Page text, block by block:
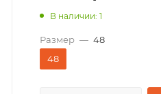
В наличии: 1
Размер — 48
48